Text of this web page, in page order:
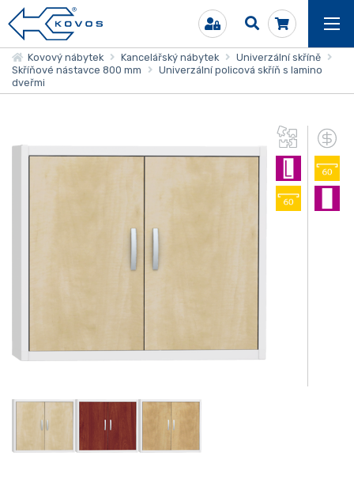
Kovový nábytek Kancelářský nábytek
Univerzální skříně
Skříňové nástavce 800 mm
Univerzální policová skříň s lamino
dveřmi